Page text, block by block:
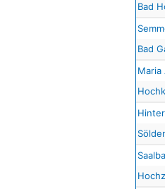
Bad
Bad
Maria